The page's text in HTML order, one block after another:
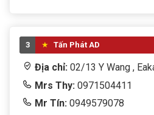
3 Tấn Phát AD
Địa chỉ: 02/13 Y Wang ,
Mrs Thy: 0971504411
Mr Tín: 0949579078